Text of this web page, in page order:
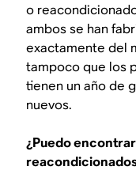
o
ambos se han
exactamente del
tampoco que los
tienen un año de
nuevos.
¿Puedo